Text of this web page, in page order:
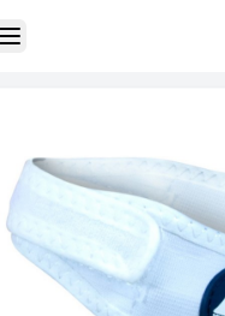
Toggle Sidebar